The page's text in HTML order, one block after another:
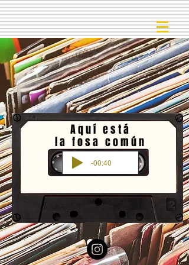
Aquí está
la fosa común
-00:40